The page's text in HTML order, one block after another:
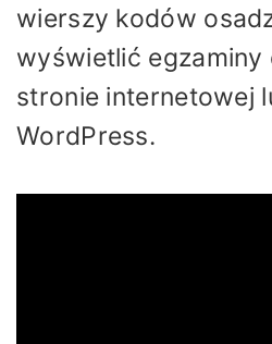
wierszy kodów
wyświetlić egzaminy
stronie internetowej
WordPress.